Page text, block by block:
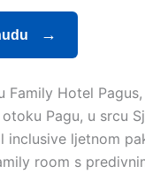
Family Hotel
Pagu, u srcu
inclusive ljetnom
room s